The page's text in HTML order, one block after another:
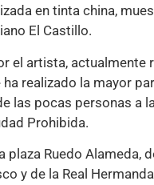
en tinta china,
El Castillo.
artista, actualmente
realizado la mayor
las pocas personas a
Prohibida.
plaza Ruedo
y de la Real